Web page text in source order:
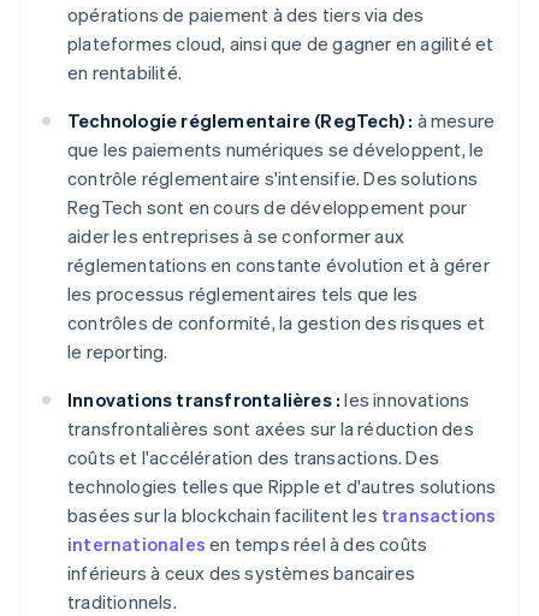
opérations de paiement à des tiers via des
plateformes cloud, ainsi que de gagner en agilité et
en rentabilité.
Technologie réglementaire (RegTech) : à mesure
que les paiements numériques se développent, le
contrôle réglementaire s'intensifie. Des solutions
RegTech sont en cours de développement pour
aider les entreprises à se conformer aux
réglementations en constante évolution et à gérer
les processus réglementaires tels que les
contrôles de conformité, la gestion des risques et
le reporting.
Innovations transfrontalières : les innovations
transfrontalières sont axées sur la réduction des
coûts et l'accélération des transactions. Des
technologies telles que Ripple et d'autres solutions
basées sur la blockchain facilitent les transactions
internationales en temps réel à des coûts
inférieurs à ceux des systèmes bancaires
traditionnels.